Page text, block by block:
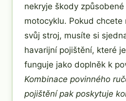
nekryje škody
motocyklu. Pokud chcete
svůj stroj, musíte si
havarijní pojištění, které
funguje jako doplněk k
Kombinace povinného
pojištění pak poskytuje